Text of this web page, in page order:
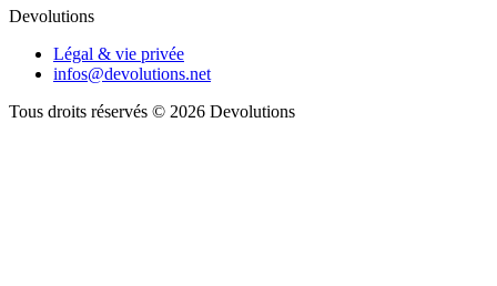
Devolutions
Légal & vie privée
infos@devolutions.net
Tous droits réservés © 2026 Devolutions